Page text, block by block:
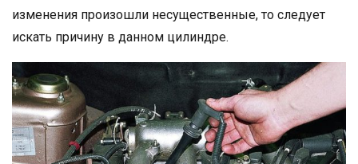
изменения произошли несущественные, то следует
искать причину в данном цилиндре.